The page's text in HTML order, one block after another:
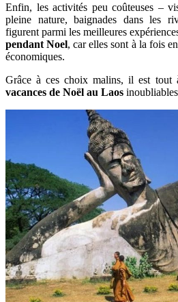
Enfin, les activités peu coûteuses –
pleine nature, baignades dans les
figurent parmi les meilleures
pendant Noel, car elles sont à la fois
économiques.
Grâce à ces choix malins, il est tout
vacances de Noël au Laos